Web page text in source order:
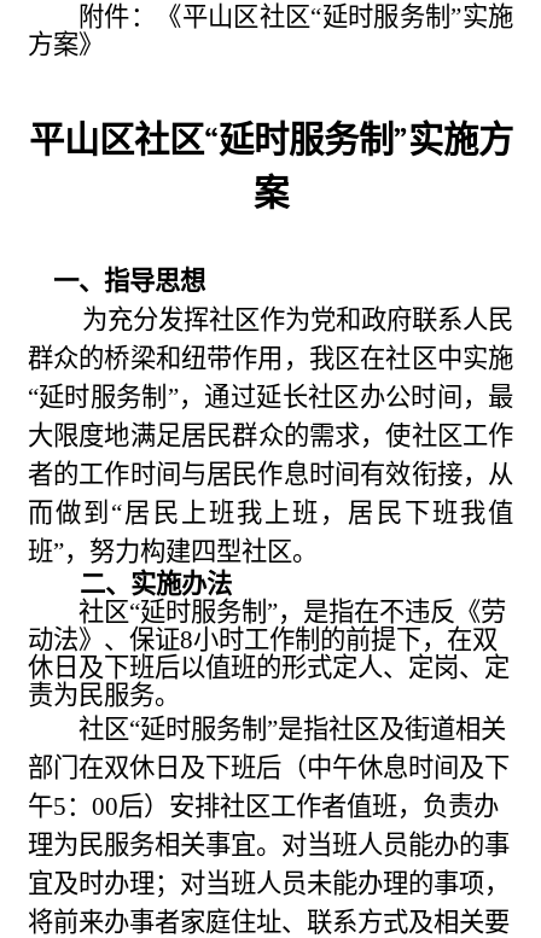
附件：《平山区社区“延时服务制”实施
方案》
平山区社区“延时服务制”实施方
案
一、指导思想
为充分发挥社区作为党和政府联系人民
群众的桥梁和纽带作用，我区在社区中实施
“延时服务制”，通过延长社区办公时间，最
大限度地满足居民群众的需求，使社区工作
者的工作时间与居民作息时间有效衔接，从
而做到“居民上班我上班，居民下班我值
班”，努力构建四型社区。
二、实施办法
社区“延时服务制”，是指在不违反《劳
动法》、保证8小时工作制的前提下，在双
休日及下班后以值班的形式定人、定岗、定
责为民服务。
社区“延时服务制”是指社区及街道相关
部门在双休日及下班后（中午休息时间及下
午5：00后）安排社区工作者值班，负责办
理为民服务相关事宜。对当班人员能办的事
宜及时办理；对当班人员未能办理的事项，
将前来办事者家庭住址、联系方式及相关要